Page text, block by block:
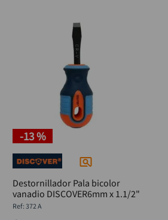
-13 %
Destornillador Pala bicolor
vanadio DISCOVER6mm x 1.1/2"
:372 A